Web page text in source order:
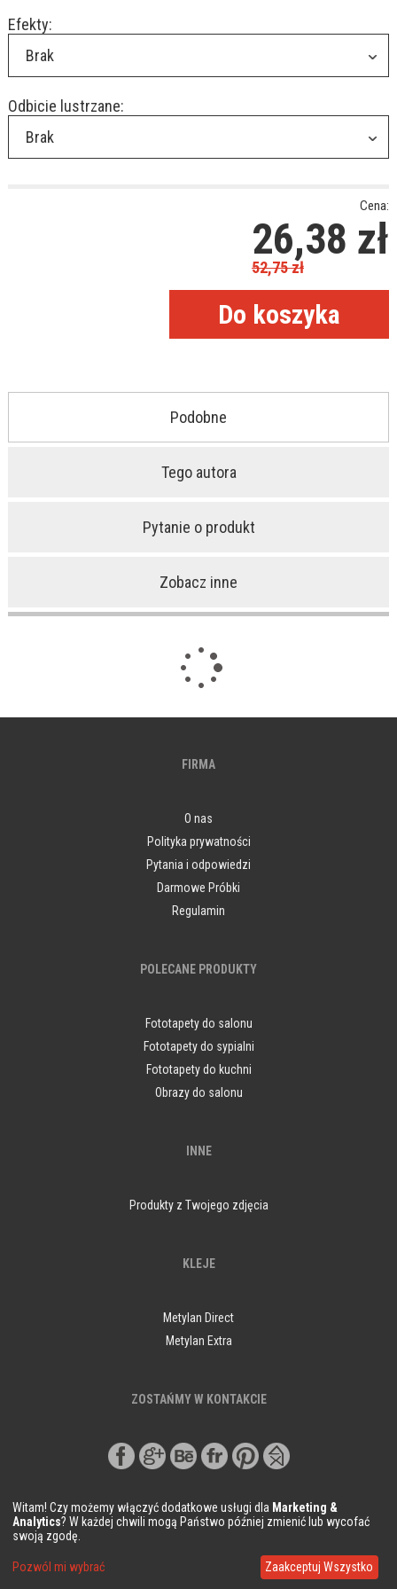
Efekty:
Brak
Odbicie lustrzane:
Brak
Cena:
26,38 zł
52,75zł
Podobne
Tego autora
Pytanie o produkt
Zobacz inne
FIRMA
O nas
Polityka prywatności
Pytania i odpowiedzi
Darmowe Próbki
Regulamin
POLECANE PRODUKTY
Fototapety do salonu
Fototapety do sypialni
Fototapety do kuchni
Obrazy do salonu
INNE
Produkty z Twojego zdjęcia
KLEJE
Metylan Direct
Metylan Extra
ZOSTAŃMY W KONTAKCIE
Witam! Czy możemy włączyć dodatkowe usługi dla Marketing &
Analytics? W każdej chwili mogą Państwo później zmienić lub wycofać
swoją zgodę.
Pozwól mi wybrać Zaakceptuj Wszystko